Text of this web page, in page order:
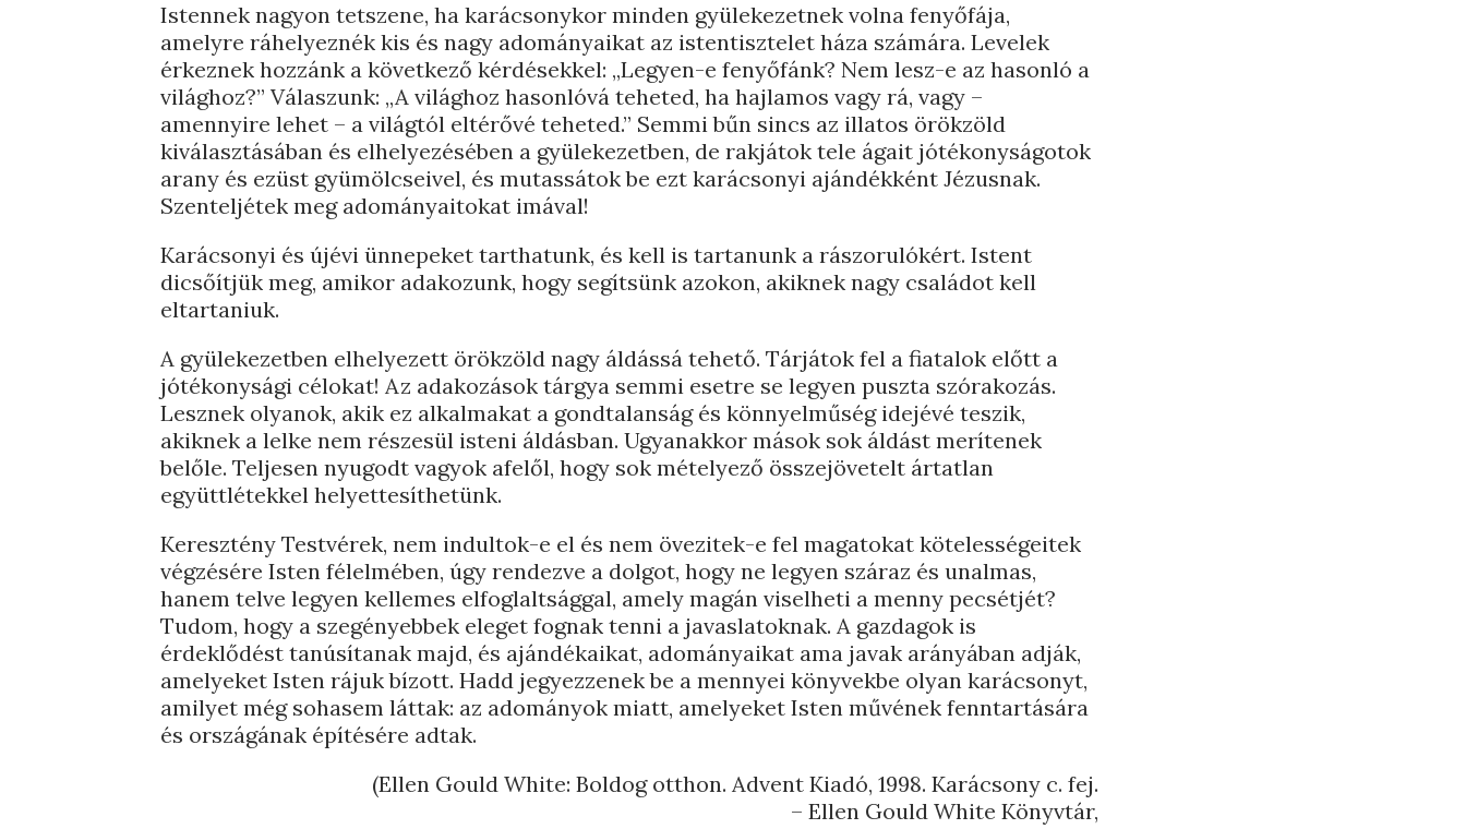
Istennek nagyon tetszene, ha karácsonykor minden gyülekezetnek volna fenyőfája,
amelyre ráhelyeznék kis és nagy adományaikat az istentisztelet háza számára. Levelek
érkeznek hozzánk a következő kérdésekkel: „Legyen-e fenyőfánk? Nem lesz-e az hasonló a
világhoz?” Válaszunk: „A világhoz hasonlóvá teheted, ha hajlamos vagy rá, vagy –
amennyire lehet – a világtól eltérővé teheted.” Semmi bűn sincs az illatos örökzöld
kiválasztásában és elhelyezésében a gyülekezetben, de rakjátok tele ágait jótékonyságotok
arany és ezüst gyümölcseivel, és mutassátok be ezt karácsonyi ajándékként Jézusnak.
Szenteljétek meg adományaitokat imával!
Karácsonyi és újévi ünnepeket tarthatunk, és kell is tartanunk a rászorulókért. Istent
dicsőítjük meg, amikor adakozunk, hogy segítsünk azokon, akiknek nagy családot kell
eltartaniuk.
A gyülekezetben elhelyezett örökzöld nagy áldássá tehető. Tárjátok fel a fiatalok előtt a
jótékonysági célokat! Az adakozások tárgya semmi esetre se legyen puszta szórakozás.
Lesznek olyanok, akik ez alkalmakat a gondtalanság és könnyelműség idejévé teszik,
akiknek a lelke nem részesül isteni áldásban. Ugyanakkor mások sok áldást merítenek
belőle. Teljesen nyugodt vagyok afelől, hogy sok mételyező összejövetelt ártatlan
együttlétekkel helyettesíthetünk.
Keresztény Testvérek, nem indultok-e el és nem övezitek-e fel magatokat kötelességeitek
végzésére Isten félelmében, úgy rendezve a dolgot, hogy ne legyen száraz és unalmas,
hanem telve legyen kellemes elfoglaltsággal, amely magán viselheti a menny pecsétjét?
Tudom, hogy a szegényebbek eleget fognak tenni a javaslatoknak. A gazdagok is
érdeklődést tanúsítanak majd, és ajándékaikat, adományaikat ama javak arányában adják,
amelyeket Isten rájuk bízott. Hadd jegyezzenek be a mennyei könyvekbe olyan karácsonyt,
amilyet még sohasem láttak: az adományok miatt, amelyeket Isten művének fenntartására
és országának építésére adtak.
(Ellen Gould White: Boldog otthon. Advent Kiadó, 1998. Karácsony c. fej.
– Ellen Gould White Könyvtár,